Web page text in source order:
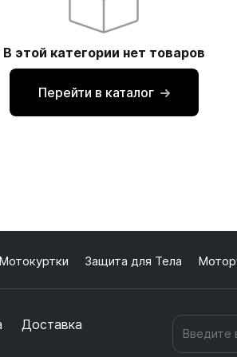
В этой категории нет товаров
Перейти в каталог
Мотокуртки Защита для Тела
Доставка